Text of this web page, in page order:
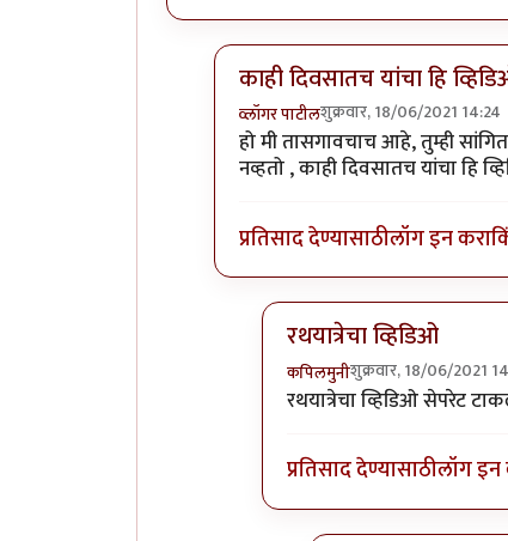
काही दिवसातच यांचा हि
व्लॉगर पाटीलशुक्रवार, 18/06/2021 14:24
In reply toताकारी स्टेशनजवळ
हो मी तासगावचाच आहे, तुम्ही
नव्हतो , काही दिवसातच यांचा हि
प्रतिसाद देण्यासाठीलॉग इन करा
रथयात्रेचा व्हिडिओ
कपिलमुनीशुक्रवार, 18/06/2021
In reply toकाही दिवसातच
रथयात्रेचा व्हिडिओ सेपरेट
प्रतिसाद देण्यासाठीलॉग इन